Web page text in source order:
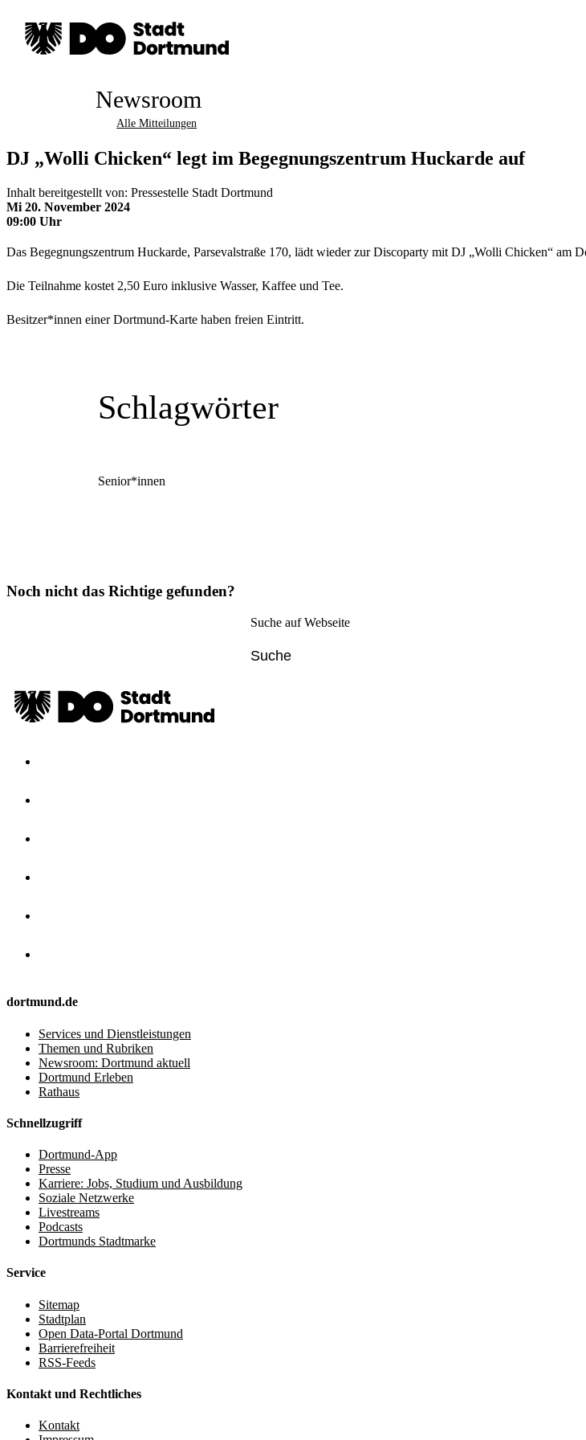
Newsroom
Alle Mitteilungen
DJ „Wolli Chicken“ legt im Begegnungszentrum Huckarde auf
Inhalt bereitgestellt von: Pressestelle Stadt Dortmund
Mi 20. November 2024
09:00 Uhr
Das Begegnungszentrum Huckarde, Parsevalstraße 170, lädt wieder zur Discoparty mit DJ „Wolli Chicken“ am
Die Teilnahme kostet 2,50 Euro inklusive Wasser, Kaffee und Tee.
Besitzer*innen einer Dortmund-Karte haben freien Eintritt.
Schlagwörter
Senior*innen
Noch nicht das Richtige gefunden?
Suche auf Webseite
dortmund.de
Services und Dienstleistungen
Themen und Rubriken
Newsroom: Dortmund aktuell
Dortmund Erleben
Rathaus
Schnellzugriff
Dortmund-App
Presse
Karriere: Jobs, Studium und Ausbildung
Soziale Netzwerke
Livestreams
Podcasts
Dortmunds Stadtmarke
Service
Sitemap
Stadtplan
Open Data-Portal Dortmund
Barrierefreiheit
RSS-Feeds
Kontakt und Rechtliches
Kontakt